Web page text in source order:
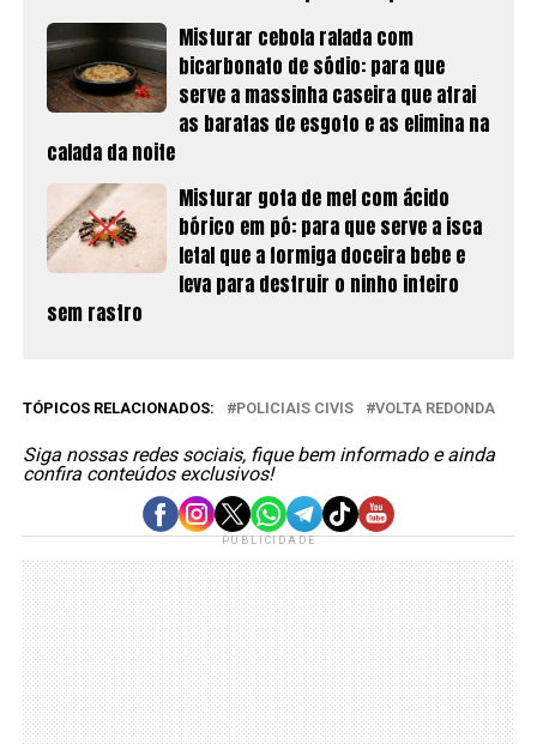
Misturar cebola ralada com
bicarbonato de sódio: para que
serve a massinha caseira que atrai
as baratas de esgoto e as elimina na
calada da noite
Misturar gota de mel com ácido
bórico em pó: para que serve a isca
letal que a formiga doceira bebe e
leva para destruir o ninho inteiro
sem rastro
TÓPICOS RELACIONADOS: POLICIAIS CIVIS VOLTA REDONDA
Siga nossas redes sociais, fique bem informado e ainda
confira conteúdos exclusivos!
PUBLICIDADE